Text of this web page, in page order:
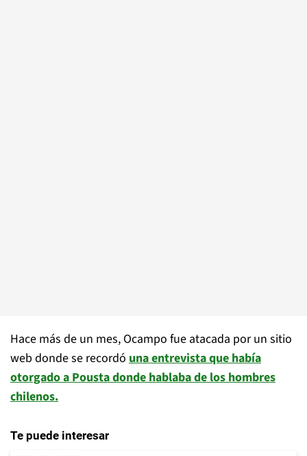
Hace más de un mes, Ocampo fue atacada por un sitio
web donde se recordó una entrevista que había
otorgado a Pousta donde hablaba de los hombres
chilenos.
Te puede interesar